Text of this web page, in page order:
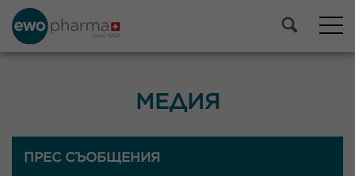
МЕДИЯ
ПРЕС СЪОБЩЕНИЯ